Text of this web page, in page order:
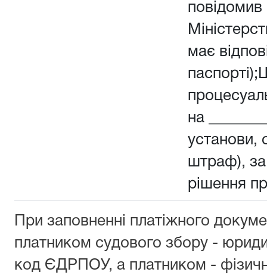
повідомив
має
на
установи,
штраф),
рішення
При заповненні платіжного
платником судового збору -
код ЄДРПОУ, а платником -